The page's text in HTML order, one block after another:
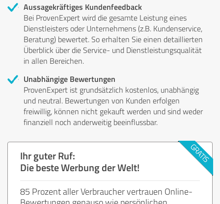
Aussagekräftiges Kundenfeedback
Bei ProvenExpert wird die gesamte Leistung eines
Dienstleisters oder Unternehmens (z.B. Kundenservice,
Beratung) bewertet. So erhalten Sie einen detaillierten
Überblick über die Service- und Dienstleistungsqualität
in allen Bereichen.
Unabhängige Bewertungen
ProvenExpert ist grundsätzlich kostenlos, unabhängig
und neutral. Bewertungen von Kunden erfolgen
freiwillig, können nicht gekauft werden und sind weder
finanziell noch anderweitig beeinflussbar.
Ihr guter Ruf:
Die beste Werbung der Welt!
85 Prozent aller Verbraucher vertrauen Online-